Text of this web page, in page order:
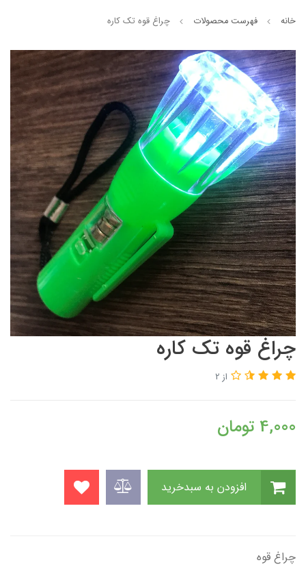
خانه فهرست محصولات چراغ قوه تک کاره
چراغ قوه تک کاره
از 2
4,000 تومان
چراغ قوه